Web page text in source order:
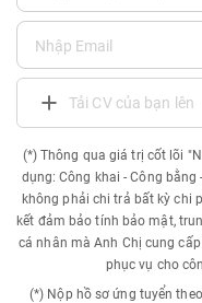
Tải CV của bạn lên
(*) Thông qua giá trị cốt lõi
dụng: Công khai - Công bằng
không phải chi trả bất kỳ chi
kết đảm bảo tính bảo mật,
cá nhân mà Anh Chị cung
phục vụ cho
(*) Nộp hồ sơ ứng tuyển